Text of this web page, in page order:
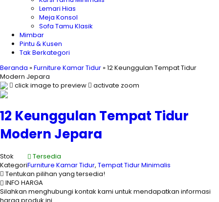
Lemari Hias
Meja Konsol
Sofa Tamu Klasik
Mimbar
Pintu & Kusen
Tak Berkategori
Beranda »Furniture Kamar Tidur »12 Keunggulan Tempat Tidur
Modern Jepara
click image to preview
activate zoom
12 Keunggulan Tempat Tidur
Modern Jepara
Stok
Tersedia
KategoriFurniture Kamar Tidur, Tempat Tidur Minimalis
Tentukan pilihan yang tersedia!
INFO HARGA
Silahkan menghubungi kontak kami untuk mendapatkan informasi